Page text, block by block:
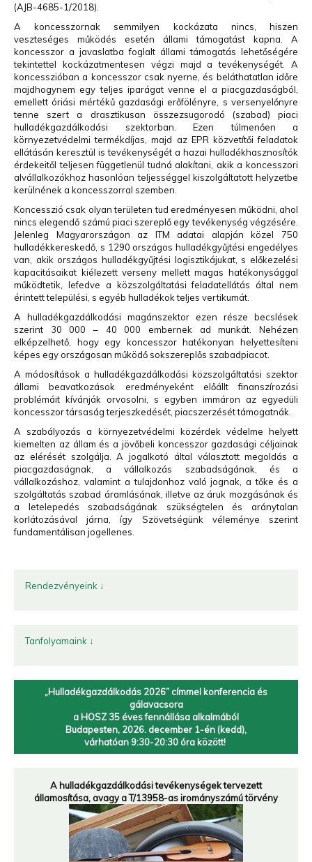
(AJB-4685-1/2018).
A koncesszornak semmilyen kockázata nincs, hiszen
veszteséges működés esetén állami támogatást kapna. A
koncesszor a javaslatba foglalt állami támogatás lehetőségére
tekintettel kockázatmentesen végzi majd a tevékenységét. A
koncesszióban a koncesszor csak nyerne, és beláthatatlan időre
majdhogynem egy teljes iparágat venne el a piacgazdaságból,
emellett óriási mértékű gazdasági erőfölényre, s versenyelőnyre
tenne szert a drasztikusan összezsugorodó (szabad) piaci
hulladékgazdálkodási szektorban. Ezen túlmenően a
környezetvédelmi termékdíjas, majd az EPR közvetítői feladatok
ellátásán keresztül is tevékenységét a hazai hulladékhasznosítók
érdekeitől teljesen függetlenül tudná alakítani, akik a koncesszori
alvállalkozókhoz hasonlóan teljességgel kiszolgáltatott helyzetbe
kerülnének a koncesszorral szemben.
Koncesszió csak olyan területen tud eredményesen működni, ahol
nincs elegendő számú piaci szereplő egy tevékenység végzésére.
Jelenleg Magyarországon az ITM adatai alapján közel 750
hulladékkereskedő, s 1290 országos hulladékgyűjtési engedélyes
van, akik országos hulladékgyűjtési logisztikájukat, s előkezelési
kapacitásaikat kiélezett verseny mellett magas hatékonysággal
működtetik, lefedve a közszolgáltatási feladatellátás által nem
érintett települési, s egyéb hulladékok teljes vertikumát.
A hulladékgazdálkodási magánszektor ezen része becslések
szerint 30 000 – 40 000 embernek ad munkát. Nehézen
elképzelhető, hogy egy koncesszor hatékonyan helyettesíteni
képes egy országosan működő sokszereplős szabadpiacot.
A módosítások a hulladékgazdálkodási közszolgáltatási szektor
állami beavatkozások eredményeként előállt finanszírozási
problémáit kívánják orvosolni, s egyben immáron az egyedüli
koncesszor társaság terjeszkedését, piacszerzését támogatnák.
A szabályozás a környezetvédelmi közérdek védelme helyett
kiemelten az állam és a jövőbeli koncesszor gazdasági céljainak
az elérését szolgálja. A jogalkotó által választott megoldás a
piacgazdaságnak, a vállalkozás szabadságának, és a
vállalkozáshoz, valamint a tulajdonhoz való jognak, a tőke és a
szolgáltatás szabad áramlásának, illetve az áruk mozgásának és
a letelepedés szabadságának szükségtelen és aránytalan
korlátozásával járna, így Szövetségünk véleménye szerint
fundamentálisan jogellenes.
Rendezvényeink ↓
Tanfolyamaink ↓
„Hulladékgazdálkodás 2026” címmelkonferencia és
gálavacsora
a HOSZ 35 éves fennállása alkalmából
Budapesten, 2026. december 1-én (kedd),
várhatóan 9:30-20:30 óra között!
A hulladékgazdálkodási tevékenységek tervezett
államosítása, avagy a T/13958-as irományszámú törvény